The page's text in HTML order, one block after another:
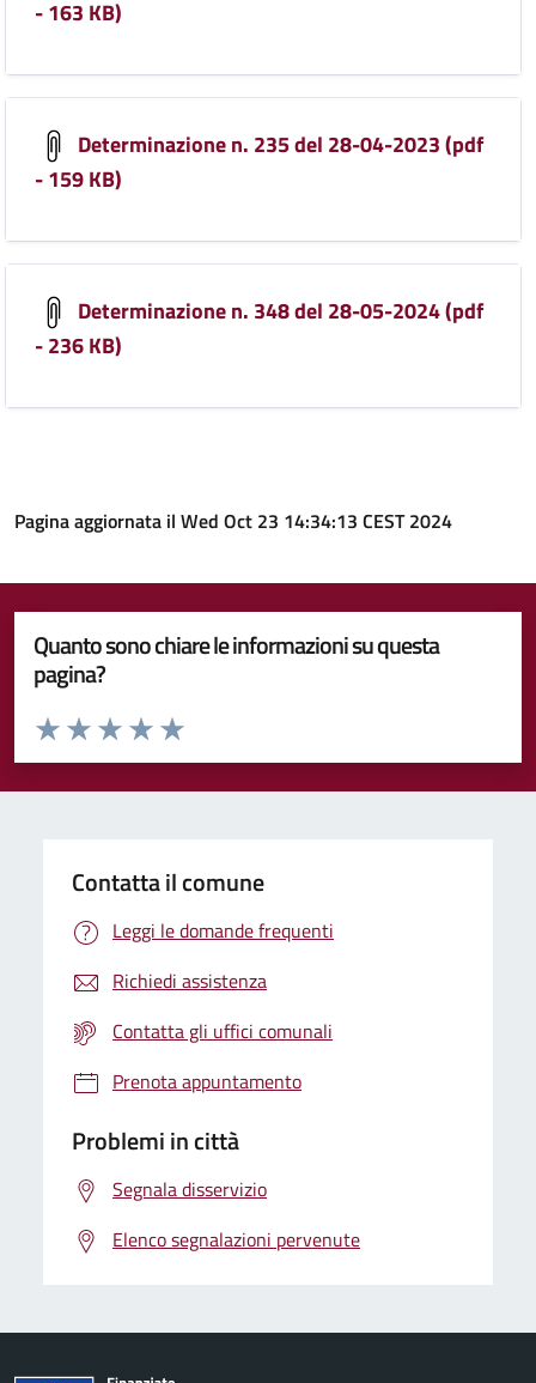
- 163 KB)
Determinazione n. 235 del 28-04-2023 (pdf
- 159 KB)
Determinazione n. 348 del 28-05-2024 (pdf
- 236 KB)
Pagina aggiornata il Wed Oct 23 14:34:13 CEST 2024
Quanto sono chiare le informazioni su questa
pagina?
Valuta da 1 a 5 stelle la pagina
Valuta 5 stelle su 5
Valuta 4 stelle su 5
Valuta 3 stelle su 5
Valuta 2 stelle su 5
Valuta 1 stelle su 5
Contatta il comune
Leggi le domande frequenti
Richiedi assistenza
Contatta gli uffici comunali
Prenota appuntamento
Problemi in città
Segnala disservizio
Elenco segnalazioni pervenute